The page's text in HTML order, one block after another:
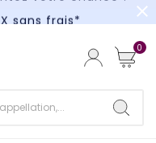
sans frais*
sans frais*
close
0